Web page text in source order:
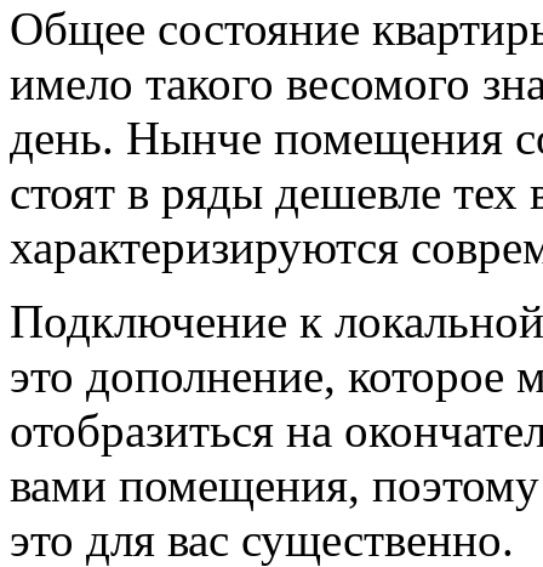
Общее состояние
имело такого весомого
день. Нынче помещения
стоят в ряды дешевле тех
характеризируются
Подключение к
это дополнение, которое
отобразиться на
вами помещения, поэтому
это для вас существенно.